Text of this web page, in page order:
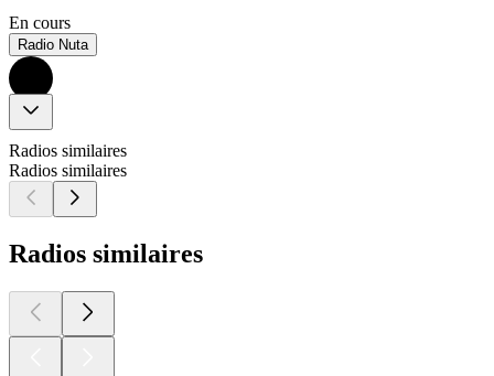
En cours
Radio Nuta
Radios similaires
Radios similaires
Radios similaires